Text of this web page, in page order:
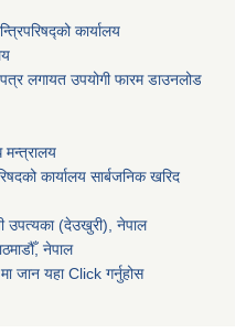
कार्यालय
लगायत उपयोगी फारम डाउनलोड
मन्त्रालय
कार्यालय सार्बजनिक खरिद
उपत्यका (देउखुरी), नेपाल
नेपाल
जान यहा Click गर्नुहोस